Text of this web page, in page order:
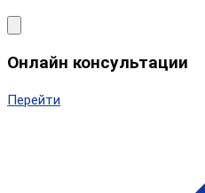
Онлайн консультации
Перейти